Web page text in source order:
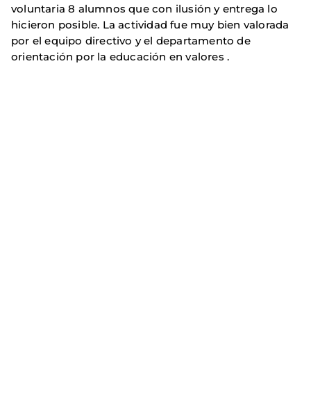
voluntaria 8 alumnos que con ilusión y entrega lo
hicieron posible. La actividad fue muy bien valorada
por el equipo directivo y el departamento de
orientación por la educación en valores .